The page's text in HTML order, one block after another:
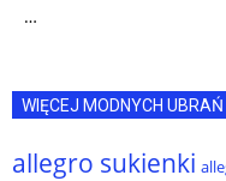
…
WIĘCEJ MODNYCH UBRAŃ
allegro sukienki